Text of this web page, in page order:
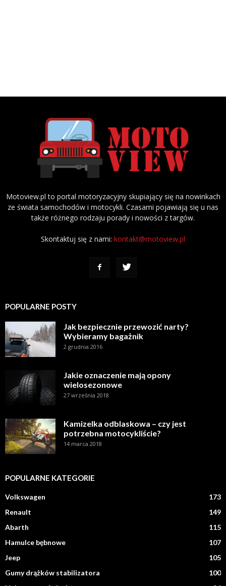
Motoview.pl to portal motoryzacyjny skupiający się na nowinkach
ze świata samochodów i motocykli. Czasami pojawiają się u nas
także różnego rodzaju porady i nowości z targów.
Skontaktuj się z nami: kontakt@motoview.pl
POPULARNE POSTY
Jak bezpiecznie przewozić narty?
Wybieramy bagażnik
2 grudnia 2016
Jakie oznaczenie mają opony
wielosezonowe
27 września 2018
Kamizelka odblaskowa – czy jest
potrzebna motocykliście?
14 marca 2018
POPULARNE KATEGORIE
Volkswagen
173
Renault
149
Abarth
115
Hamulce bębnowe
107
Jeep
105
Gumy drążków stabilizatora
100